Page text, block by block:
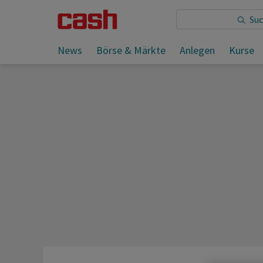
News Börse & Märkte Anlegen Kurse
Sie lesen: